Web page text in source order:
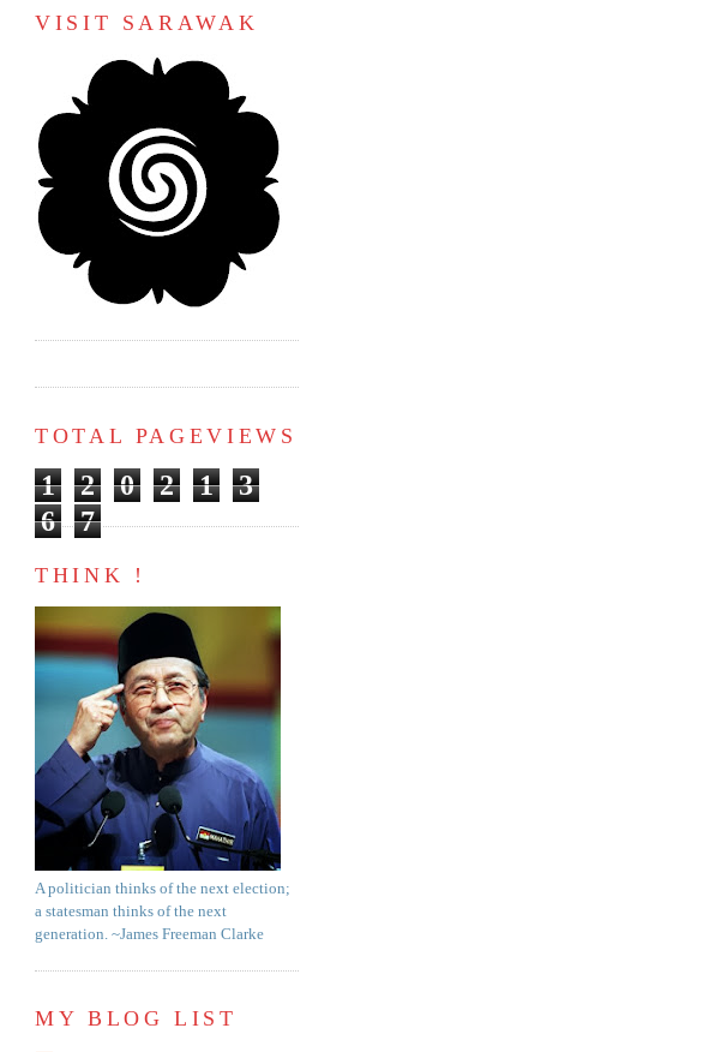
VISIT SARAWAK
TOTAL PAGEVIEWS
1 2 0 2 1
3
6
7
THINK !
A politician thinks of the next election;
a statesman thinks of the next
generation. ~James Freeman Clarke
MY BLOG LIST